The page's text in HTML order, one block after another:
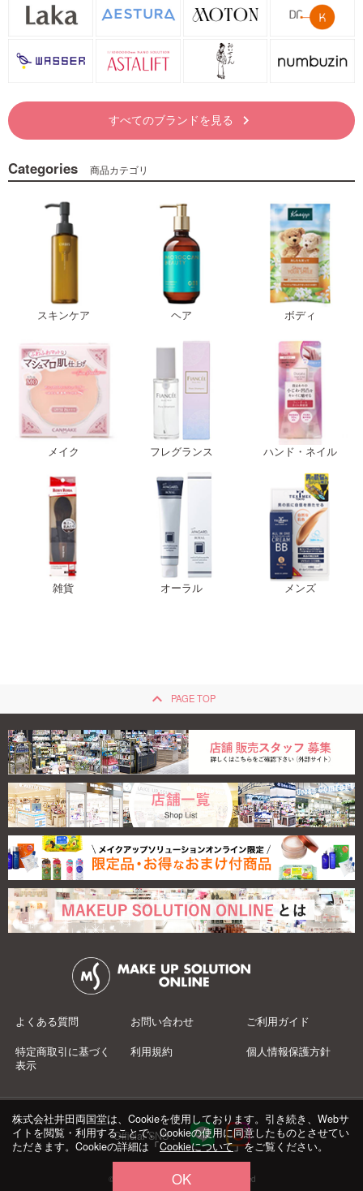
すべてのブランドを見る keyboard_arrow_right
Categories 商品カテゴリ
スキンケア ヘア ボディ
メイク フレグランス ハンド・ネイル
雑貨 オーラル メンズ
keyboard_arrow_up PAGE TOP
よくある質問 お問い合わせ ご利用ガイド
特定商取引に基づく
表示
利用規約 個人情報保護方針
Official SNS：
© 井田両国堂 Co.,Ltd.All Rights Reserved
株式会社井田両国堂は、Cookieを使用しております。引き続き、Webサ
イトを閲覧・利用することで、Cookieの使用に同意したものとさせてい
ただきます。Cookieの詳細は「Cookieについて」をご覧ください。
OK